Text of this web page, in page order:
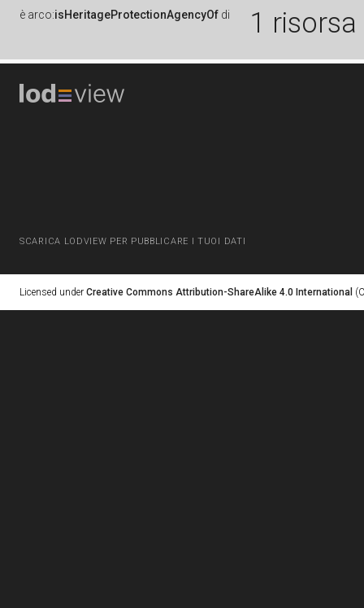
è arco:isHeritageProtectionAgencyOf di 1 risorsa
SCARICA LODVIEW PER PUBBLICARE I TUOI DATI
Licensed under Creative Commons Attribution-ShareAlike 4.0 International